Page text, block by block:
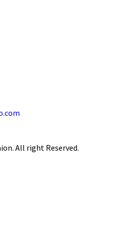
All right Reserved.